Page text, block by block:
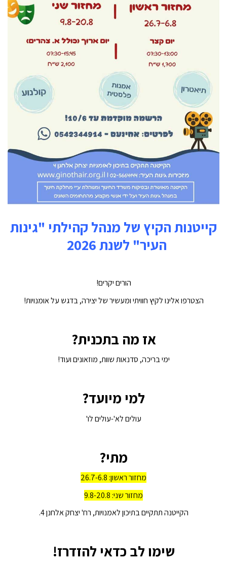
קייטנות הקיץ של מנהל קהילתי "גינות
העיר" לשנת 2026
הורים יקרים!
הצטרפו אלינו לקיץ חוויתי ומעשיר של יצירה, בדגש על אומנויות!
אז מה בתכנית?
ימי בריכה, סדנאות שוות, מוזאונים ועוד!
למי מיועד?
עולים לא'-עולים לו'
מתי?
מחזור ראשון: 26.7-6.8
מחזור שני: 9.8-20.8
הקייטנה תתקיים בתיכון לאמנויות, רח' יצחק אלחנן 4.
שימו לב כדאי להזדרז!